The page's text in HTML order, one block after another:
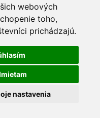
webových
toho,
prichádzajú.
nastavenia
© RichSport s.r.o.